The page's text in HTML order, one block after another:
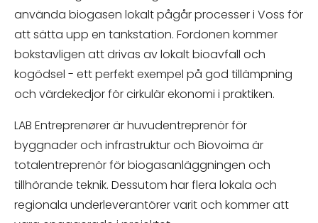
använda biogasen lokalt pågår processer i Voss för
att sätta upp en tankstation. Fordonen kommer
bokstavligen att drivas av lokalt bioavfall och
kogödsel - ett perfekt exempel på god tillämpning
och värdekedjor för cirkulär ekonomi i praktiken.
LAB Entreprenører är huvudentreprenör för
byggnader och infrastruktur och Biovoima är
totalentreprenör för biogasanläggningen och
tillhörande teknik. Dessutom har flera lokala och
regionala underleverantörer varit och kommer att